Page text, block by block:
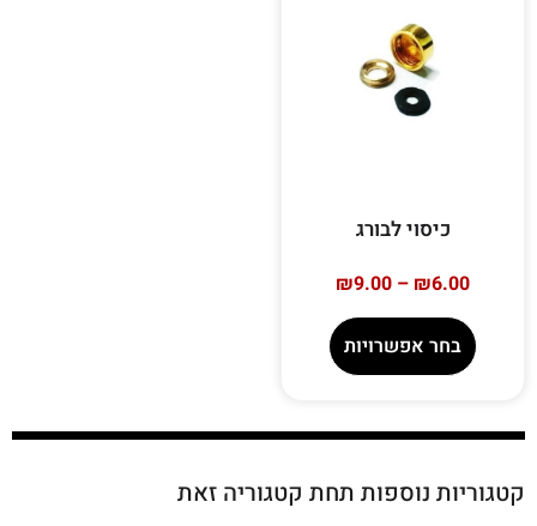
כיסוי לבורג
₪6.00
–
₪9.00
בחר אפשרויות
קטגוריות נוספות תחת קטגוריה זאת